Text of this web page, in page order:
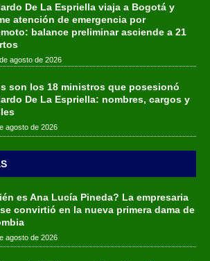
De La Espriella viaja a Bogotá y
atención de emergencia por
balance preliminar asciende a 21
agosto de 2026
son los 18 ministros que posesionó
De La Espriella: nombres, cargos y
agosto de 2026
es Ana Lucía Pineda? La empresaria
convirtió en la nueva primera dama de
agosto de 2026